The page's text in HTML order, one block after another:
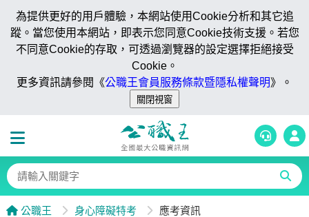
為提供更好的用戶體驗，本網站使用Cookie分析和其它追
蹤。當您使用本網站，即表示您同意Cookie技術支援。若您
不同意Cookie的存取，可透過瀏覽器的設定選擇拒絕接受
Cookie。
更多資訊請參閱《公職王會員服務條款暨隱私權聲明》。
公職王 身心障礙特考 應考資訊